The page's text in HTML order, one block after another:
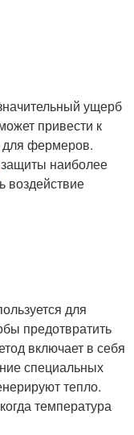
ущерб
привести к
фермеров.
защиты наиболее
воздействие
для
предотвратить
включает в себя
специальных
тепло.
температура